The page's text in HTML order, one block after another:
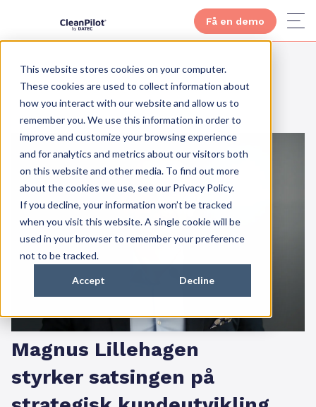
This website stores cookies on your computer.
These cookies are used to collect information about
how you interact with our website and allow us to
remember you. We use this information in order to
improve and customize your browsing experience
and for analytics and metrics about our visitors both
on this website and other media. To find out more
about the cookies we use, see our Privacy Policy.
If you decline, your information won’t be tracked
when you visit this website. A single cookie will be
used in your browser to remember your preference
not to be tracked.
Accept Decline
Få en demo
Magnus Lillehagen
styrker satsingen på